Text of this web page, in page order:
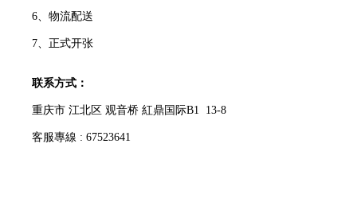
6、物流配送
7、正式开张
联系方式：
重庆市 江北区 观音桥 紅鼎国际B1 13-8
客服專線 : 67523641